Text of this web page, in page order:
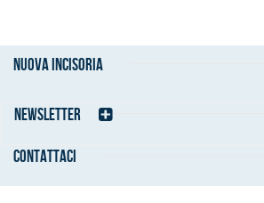
NUOVA INCISORIA
NEWSLETTER
CONTATTACI